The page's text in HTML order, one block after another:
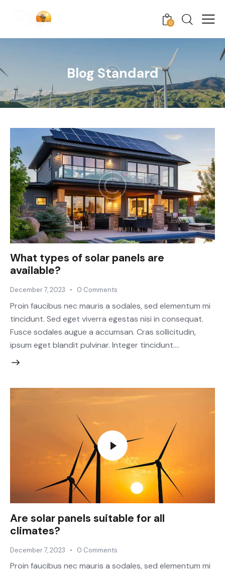
0
Blog Standard
What types of solar panels are
available?
December 7, 2023 0 Comments
Proin faucibus nec mauris a sodales, sed elementum mi
tincidunt. Sed eget viverra egestas nisi in consequat.
Fusce sodales augue a accumsan. Cras sollicitudin,
ipsum eget blandit pulvinar. Integer tincidunt.…
Are solar panels suitable for all
climates?
December 7, 2023 0 Comments
Proin faucibus nec mauris a sodales, sed elementum mi